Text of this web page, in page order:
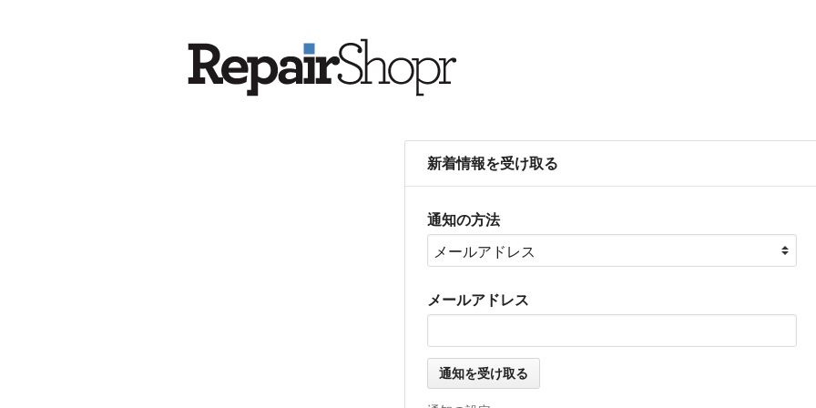
新着情報を受け取る
通知の方法
メールアドレス